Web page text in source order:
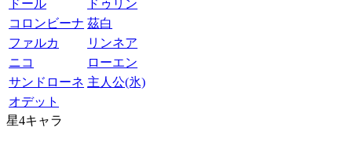
ドール
ドゥリン
コロンビーナ 茲白
ファルカ
リンネア
ニコ
ローエン
サンドローネ 主人公(氷)
オデット
星4キャラ